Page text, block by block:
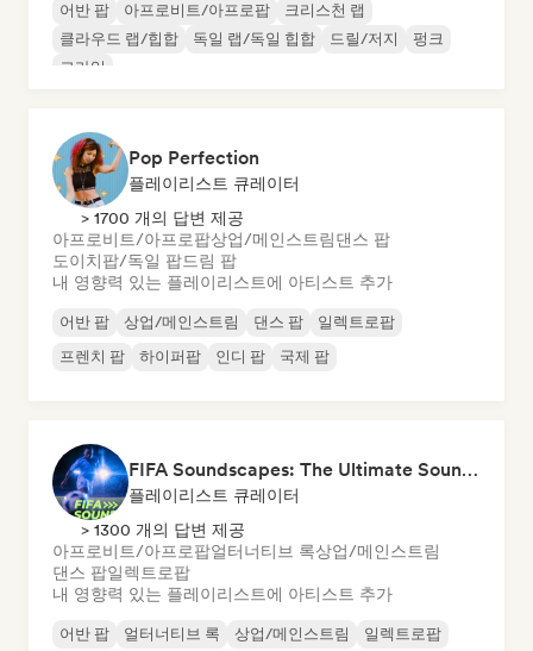
어반 팝 아프로비트/아프로팝
크리스천 랩
클라우드 랩/힙합
독일 랩/독일 힙합 드릴/저지
펑크
그라임
Pop Perfection
플레이리스트 큐레이터
> 1700 개의 답변 제공
아프로비트/아프로팝상업/메인스트림댄스 팝
도이치팝/독일 팝드림 팝
내 영향력 있는 플레이리스트에 아티스트 추가
어반 팝 상업/메인스트림 댄스 팝
일렉트로팝
프렌치 팝
하이퍼팝 인디 팝 국제 팝
FIFA Soundscapes: The Ultimate Soundtrack ⚽️ Festival Indie, Electropop & Dance Anthems
플레이리스트 큐레이터
> 1300 개의 답변 제공
아프로비트/아프로팝얼터너티브 록상업/메인스트림
댄스 팝일렉트로팝
내 영향력 있는 플레이리스트에 아티스트 추가
어반 팝 얼터너티브 록 상업/메인스트림
일렉트로팝